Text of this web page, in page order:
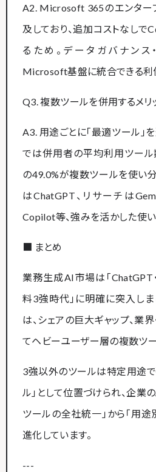
A2. Microsoft 365のエンター
及しており、追加コストなし
るため。データガバナン
Microsoft基盤に統合できる利
Q3. 複数ツールを併用するメリ
A3. 用途ごとに「最適ツール」
では併用者の平均利用ツール
の49.0%が複数ツールを使い
はChatGPT、リサーチは
Copilot等、強みを活かした使
■ まとめ
業務生成AI市場は「ChatGPT
料3強時代」に明確に突入し
は、シェアの巨大ギャップ、業
てヘビーユーザー層の複数ツ
3強以外のツールは特定用途
ル」として位置づけられ、企業
ツールの全社統一」から「用途
進化しています。
---